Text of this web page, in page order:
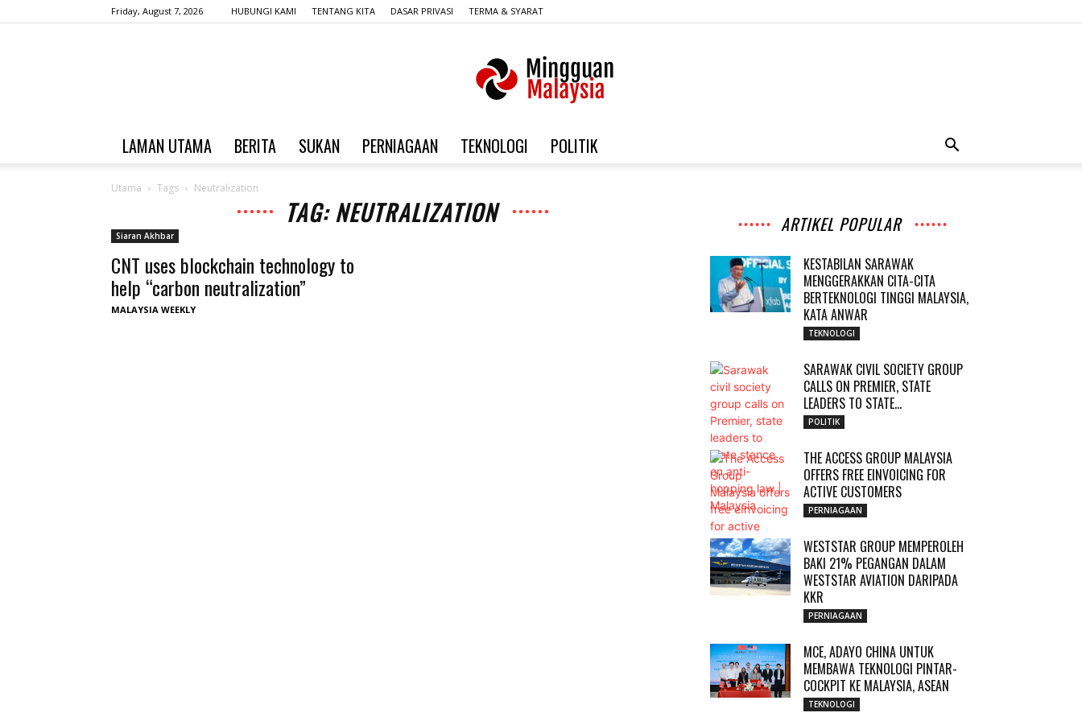
Friday, August 7, 2026 HUBUNGI KAMI TENTANG KITA DASAR PRIVASI TERMA & SYARAT
Mingguan
LAMAN UTAMA BERITA SUKAN PERNIAGAAN TEKNOLOGI POLITIK
Utama Tags Neutralization
TAG: NEUTRALIZATION
Siaran Akhbar
CNT uses blockchain technology to
help “carbon neutralization”
MALAYSIA WEEKLY
ARTIKEL POPULAR
KESTABILAN SARAWAK
MENGGERAKKAN CITA-CITA
BERTEKNOLOGI TINGGI MALAYSIA,
KATA ANWAR
TEKNOLOGI
SARAWAK CIVIL SOCIETY GROUP
CALLS ON PREMIER, STATE
LEADERS TO STATE...
POLITIK
THE ACCESS GROUP MALAYSIA
OFFERS FREE EINVOICING FOR
ACTIVE CUSTOMERS
PERNIAGAAN
WESTSTAR GROUP MEMPEROLEH
BAKI 21% PEGANGAN DALAM
WESTSTAR AVIATION DARIPADA
KKR
PERNIAGAAN
MCE, ADAYO CHINA UNTUK
MEMBAWA TEKNOLOGI PINTAR-
COCKPIT KE MALAYSIA, ASEAN
TEKNOLOGI